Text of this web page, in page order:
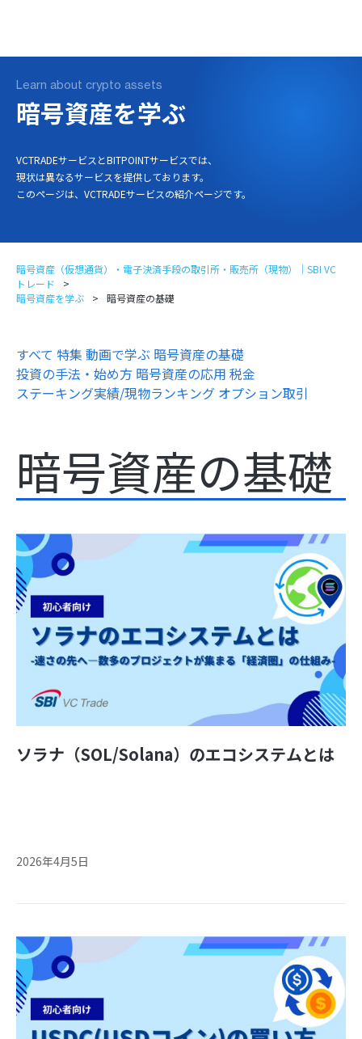
Learn about crypto assets
暗号資産を学ぶ
VCTRADEサービスとBITPOINTサービスでは、
現状は異なるサービスを提供しております。
このページは、VCTRADEサービスの紹介ページです。
暗号資産（仮想通貨）・電子決済手段の取引所・販売所（現物）｜SBI VC
トレード
暗号資産を学ぶ
暗号資産の基礎
すべて 特集 動画で学ぶ 暗号資産の基礎
投資の手法・始め方 暗号資産の応用 税金
ステーキング実績/現物ランキング オプション取引
暗号資産の基礎
ソラナ（SOL/Solana）のエコシステムとは
2026年4月5日